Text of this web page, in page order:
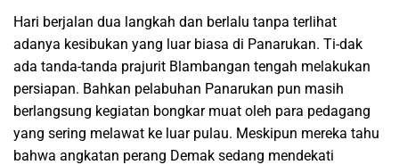
Hari berjalan dua langkah dan berlalu tanpa terlihat
adanya kesibukan yang luar biasa di Panarukan. Ti-dak
ada tanda-tanda prajurit Blambangan tengah melakukan
persiapan. Bahkan pelabuhan Panarukan pun masih
berlangsung kegiatan bongkar muat oleh para pedagang
yang sering melawat ke luar pulau. Meskipun mereka tahu
bahwa angkatan perang Demak sedang mendekati